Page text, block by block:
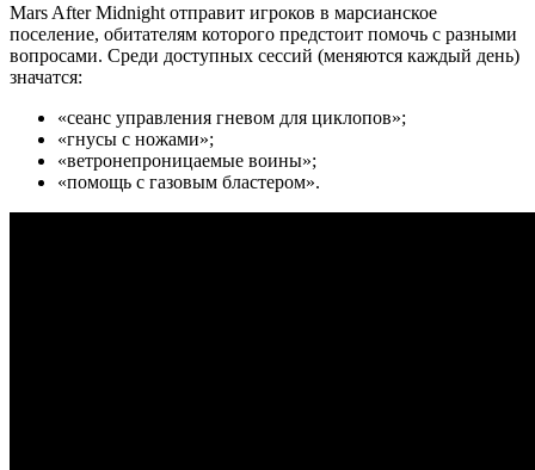
Mars After Midnight отправит игроков в марсианское
поселение, обитателям которого предстоит помочь с разными
вопросами. Среди доступных сессий (меняются каждый день)
значатся:
«сеанс управления гневом для циклопов»;
«гнусы с ножами»;
«ветронепроницаемые воины»;
«помощь с газовым бластером».